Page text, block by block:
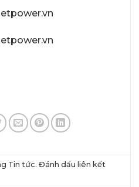
Tin tức. Đánh dấu liên kết